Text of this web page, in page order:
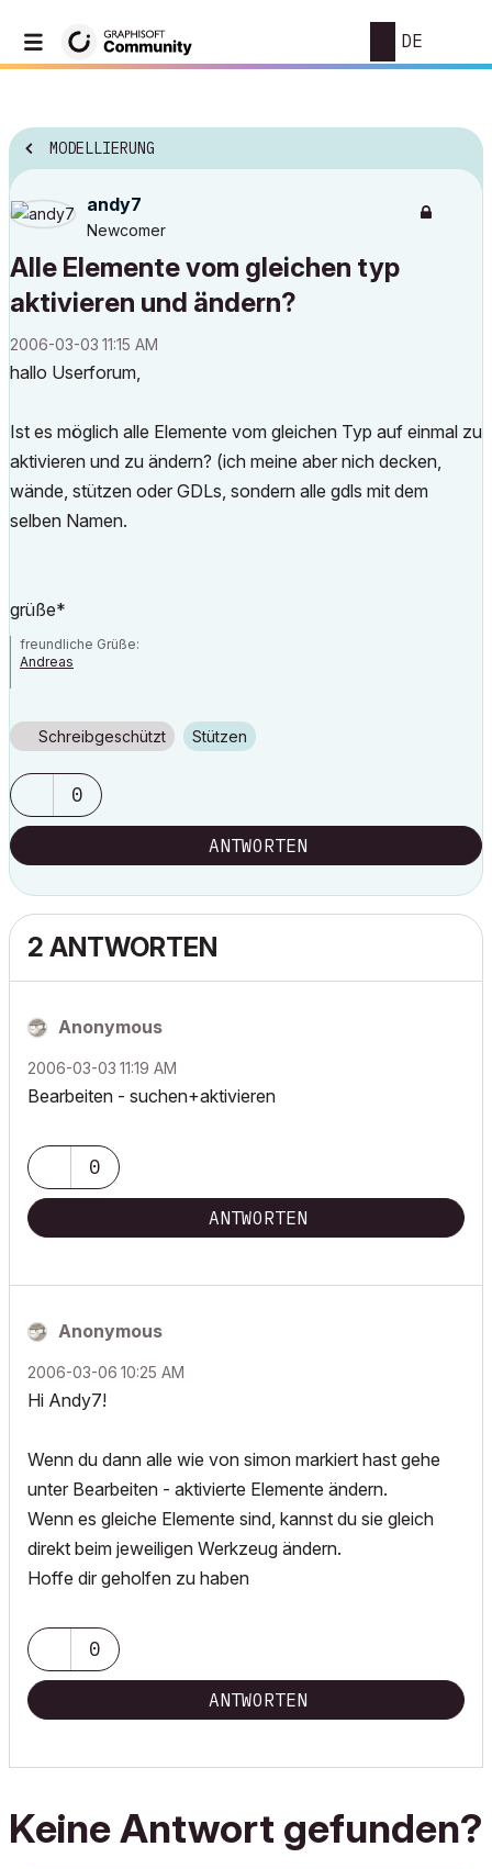
DE
MODELLIERUNG
andy7
Newcomer
Alle Elemente vom gleichen typ
aktivieren und ändern?
‎2006-03-03 11:15 AM
hallo Userforum,
Ist es möglich alle Elemente vom gleichen Typ auf einmal zu
aktivieren und zu ändern? (ich meine aber nich decken,
wände, stützen oder GDLs, sondern alle gdls mit dem
selben Namen.
grüße*
freundliche Grüße:
Andreas
Schreibgeschützt Stützen
0
ANTWORTEN
2 ANTWORTEN
Anonymous
‎2006-03-03 11:19 AM
Bearbeiten - suchen+aktivieren
0
ANTWORTEN
Anonymous
‎2006-03-06 10:25 AM
Hi Andy7!
Wenn du dann alle wie von simon markiert hast gehe
unter Bearbeiten - aktivierte Elemente ändern.
Wenn es gleiche Elemente sind, kannst du sie gleich
direkt beim jeweiligen Werkzeug ändern.
Hoffe dir geholfen zu haben
0
ANTWORTEN
Keine Antwort gefunden?